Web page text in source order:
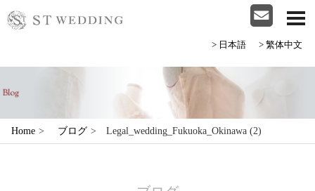
>日本語 >繁体中文
Home > ブログ > Legal_wedding_Fukuoka_Okinawa (2)